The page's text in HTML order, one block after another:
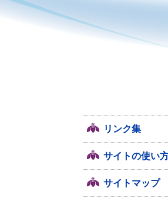
リンク集
サイトの使い
サイトマップ